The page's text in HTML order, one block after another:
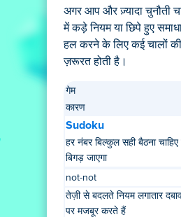
अगर आप और ज़्यादा चुनौती
में कड़े नियम या छिपे हुए
हल करने के लिए कई चालों की
ज़रूरत होती है।
गेम
कारण
Sudoku
हर नंबर बिल्कुल सही बैठना चाहिए
बिगड़ जाएगा
not-not
तेज़ी से बदलते नियम लगातार
पर मजबूर करते हैं